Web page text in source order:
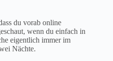
du vorab online
wenn du einfach in
eigentlich immer im
Nächte.